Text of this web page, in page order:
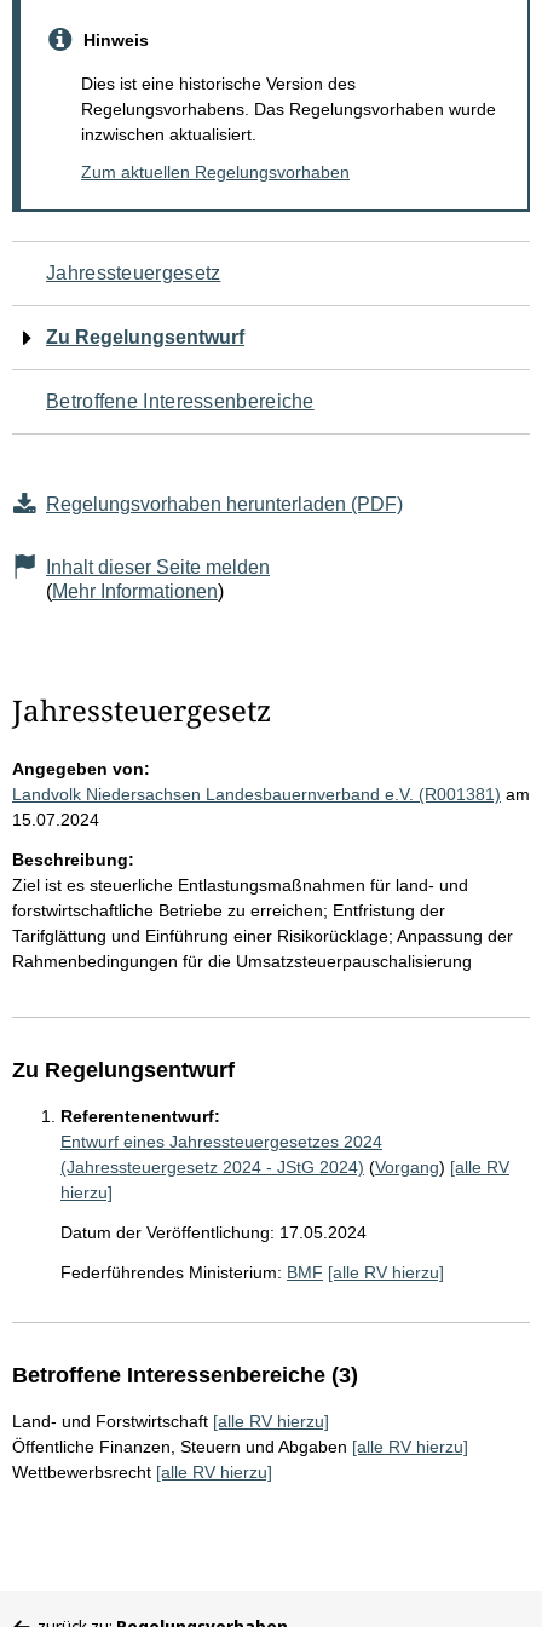
Hinweis
Dies ist eine historische Version des
Regelungsvorhabens. Das Regelungsvorhaben wurde
inzwischen aktualisiert.
Zum aktuellen Regelungsvorhaben
Navigation
für
den
Seiteninhalt
Jahressteuergesetz
Zu Regelungsentwurf
Betroffene Interessenbereiche
Regelungsvorhaben herunterladen (PDF)
Inhalt dieser Seite melden
(Mehr Informationen)
Jahressteuergesetz
Angegeben von:
Landvolk Niedersachsen Landesbauernverband e.V. (R001381) am
15.07.2024
Beschreibung:
Ziel ist es steuerliche Entlastungsmaßnahmen für land- und
forstwirtschaftliche Betriebe zu erreichen; Entfristung der
Tarifglättung und Einführung einer Risikorücklage; Anpassung der
Rahmenbedingungen für die Umsatzsteuerpauschalisierung
Zu Regelungsentwurf
Referentenentwurf:
Entwurf eines Jahressteuergesetzes 2024
(Jahressteuergesetz 2024 - JStG 2024) (Vorgang) [alle RV
hierzu]
Datum der Veröffentlichung: 17.05.2024
Federführendes Ministerium: BMF [alle RV hierzu]
Betroffene Interessenbereiche (3)
Land- und Forstwirtschaft [alle RV hierzu]
Öffentliche Finanzen, Steuern und Abgaben [alle RV hierzu]
Wettbewerbsrecht [alle RV hierzu]